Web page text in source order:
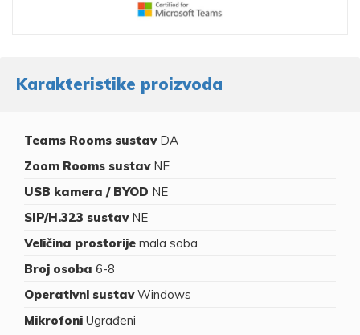
Karakteristike proizvoda
Teams Rooms sustavDA
Zoom Rooms sustavNE
USB kamera / BYOD NE
SIP/H.323 sustavNE
Veličina prostorije mala soba
Broj osoba 6-8
Operativni sustavWindows
Mikrofoni Ugrađeni